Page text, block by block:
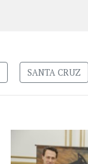
SANTA CRUZ